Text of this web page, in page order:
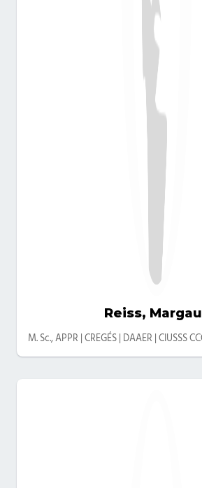
Reiss,
Catégories
M. Sc., APPR | CREGÉS | DAAER | CIUSSS